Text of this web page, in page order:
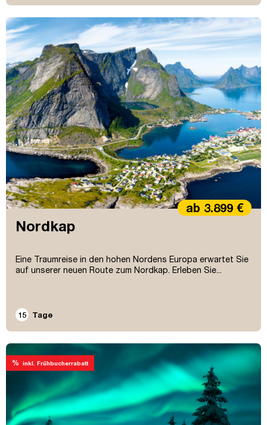
Nordkap
Eine Traumreise in den hohen Nordens Europa erwartet Sie
auf unserer neuen Route zum Nordkap. Erleben Sie...
ab 3.899 €
15 Tage
% inkl. Frühbucherrabatt